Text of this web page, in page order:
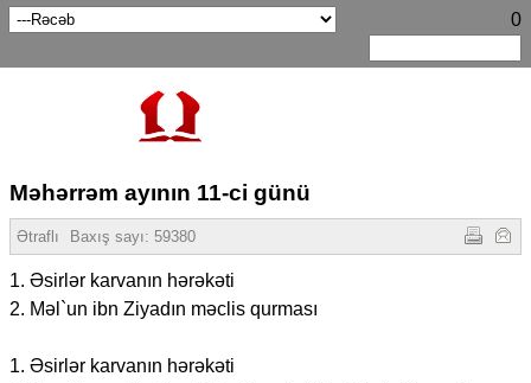
0
Məhərrəm ayının 11-ci günü
Ətraflı Baxış sayı: 59380
1. Əsirlər karvanın hərəkəti
2. Məl`un ibn Ziyadın məclis qurması
1. Əsirlər karvanın hərəkəti